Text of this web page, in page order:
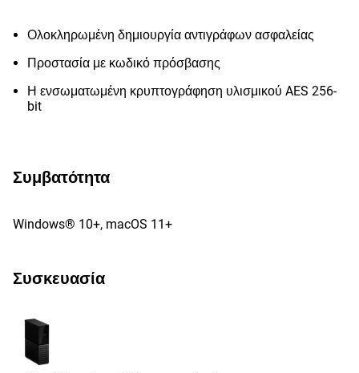
Ολοκληρωμένη δημιουργία αντιγράφων ασφαλείας
Προστασία με κωδικό πρόσβασης
Η ενσωματωμένη κρυπτογράφηση υλισμικού AES 256-
bit
Συμβατότητα
Windows® 10+, macOS 11+
Συσκευασία